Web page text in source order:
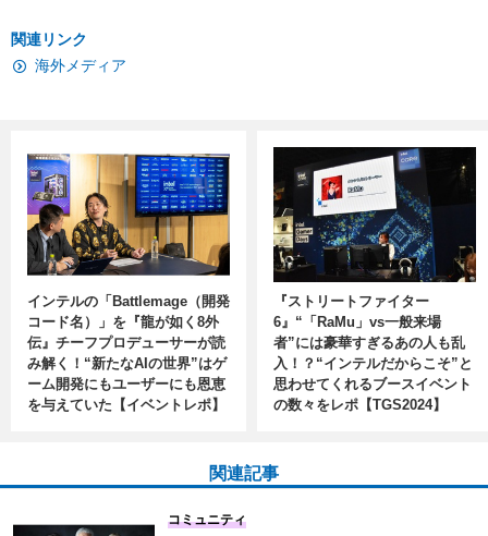
関連リンク
海外メディア
インテルの「Battlemage（開発
コード名）」を『龍が如く8外
伝』チーフプロデューサーが読
み解く！“新たなAIの世界”はゲ
ーム開発にもユーザーにも恩恵
を与えていた【イベントレポ】
『ストリートファイター
6』“「RaMu」vs一般来場
者”には豪華すぎるあの人も乱
入！？“インテルだからこそ”と
思わせてくれるブースイベント
の数々をレポ【TGS2024】
関連記事
コミュニティ